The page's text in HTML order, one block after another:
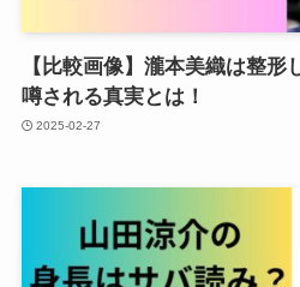
【比較画像】瀧本美織は整形
噂される真実とは！
2025-02-27